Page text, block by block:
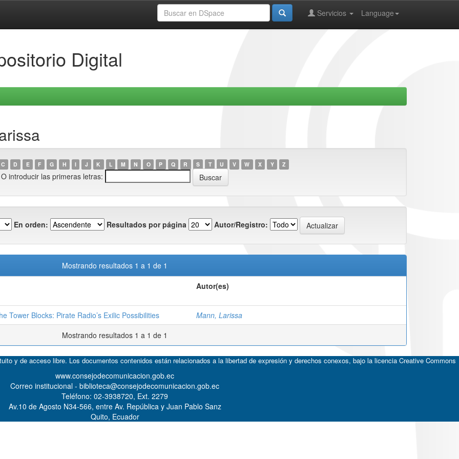
Language
Servicios
Digital
C D E F G H I J K L M N O P Q R S T U V W X Y Z
O introducir las primeras letras:
En orden: Resultados por página Autor/Registro:
Mostrando resultados 1 a 1 de 1
Autor(es)
Tower Blocks: Pirate Radio’s Exilic Possibilities
Mann, Larissa
Mostrando resultados 1 a 1 de 1
y de acceso libre. Los documentos contenidos están relacionados a la libertad de expresión y derechos conexos, bajo la licencia Creative Commons
www.consejodecomunicacion.gob.ec
Correo institucional - biblioteca@consejodecomunicacion.gob.ec
Teléfono: 02-3938720, Ext. 2279
Av.10 de Agosto N34-566, entre Av. República y Juan Pablo Sanz
Quito, Ecuador